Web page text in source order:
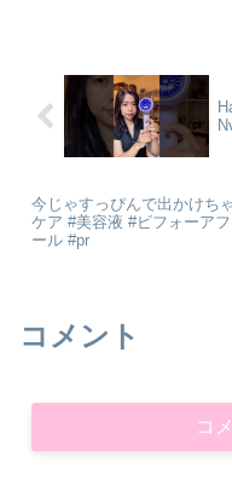
今じゃすっぴんで出かけち
ケア #美容液 #ビフォーア
ール #pr
コメント
コ